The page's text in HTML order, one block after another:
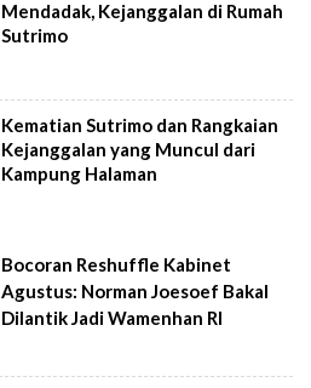
Mendadak, Kejanggalan di Rumah
Sutrimo
Kematian Sutrimo dan Rangkaian
Kejanggalan yang Muncul dari
Kampung Halaman
Bocoran Reshuffle Kabinet
Agustus: Norman Joesoef Bakal
Dilantik Jadi Wamenhan RI